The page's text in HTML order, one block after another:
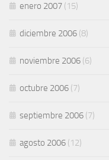
enero 2007 (15)
diciembre 2006 (8)
noviembre 2006 (6)
octubre 2006 (7)
septiembre 2006 (7)
agosto 2006 (12)